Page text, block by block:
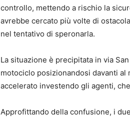
controllo, mettendo a rischio la
avrebbe cercato più volte di
nel tentativo di speronarla.
La situazione è precipitata in via
motociclo posizionandosi davanti al
accelerato investendo gli agenti,
Approfittando della confusione, i